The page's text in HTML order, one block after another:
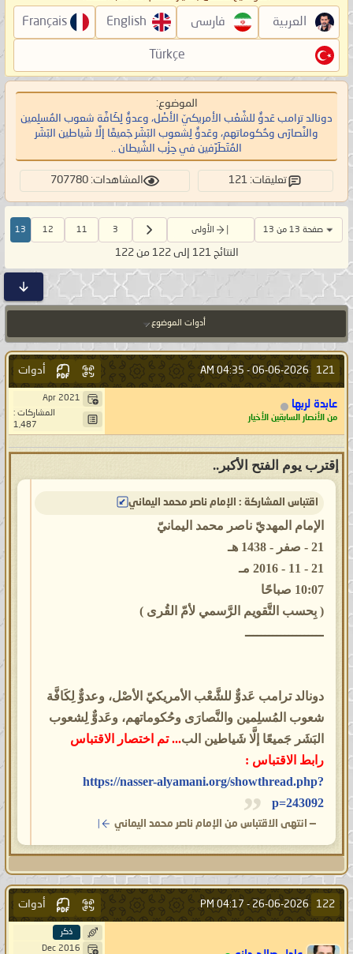
العربية فارسی English
Français
Türkçe
الموضوع:
دونالد ترامب عَدوٌّ للشَّعْب الأمريكيّ الأصْل، وعدوٌّ لِكَافَّة شعوب المُسلِمين
والنَّصارَى وحُكوماتهم، وعَدوٌّ لِشعوب البَشَر جَميعًا إلَّا شَياطين البَشَر
المُتَطَرِّفين في حِزْب الشَّيطان ..
تعليقات: 121 المشاهدات: 707780
صفحة 13 من 13 الأولى 3
11
12
13
النتائج 121 إلى 122 من 122
أدوات الموضوع
121
06-06-2026 -
04:35 AM أدوات
عابدة لربها
من الأنصار السابقين الأخيار
Apr 2021
المشاركات :
1,487
إقترب يوم الفتح الأكبر..
اقتباس المشاركة : الإمام ناصر محمد اليماني
الإمام المهديّ ناصر محمد اليمانيّ
21 - صفر - 1438 هـ
21 - 11 - 2016 مـ
10:07 صباحًا
( بِحسب التَّقويم الرَّسمي لأمّ القُرى )
ــــــــــــــــــــ
دونالد ترامب عَدوٌّ للشَّعْب الأمريكيّ الأصْل، وعدوٌّ لِكَافَّة
شعوب المُسلِمين والنَّصارَى وحُكوماتهم، وعَدوٌّ لِشعوب
البَشَر جَميعًا إلَّا شَياطين الب... تم اختصار الاقتباس
رابط الاقتباس :
https://nasser-alyamani.org/showthread.php?
p=243092
— انتهى الاقتباس من الإمام ناصر محمد اليماني
122
26-06-2026 -
04:17 PM أدوات
ذكر
Dec 2016